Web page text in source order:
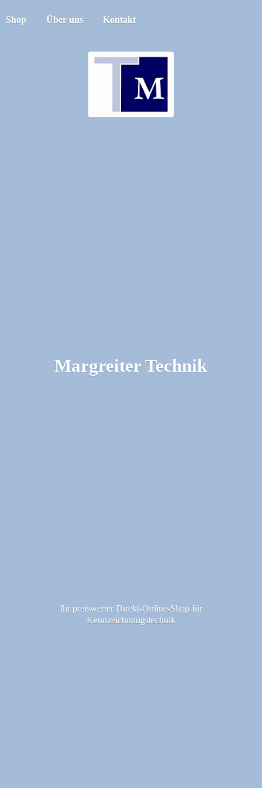
Shop Über uns Kontakt
Margreiter Technik
Ihr preiswerter Direkt-Online-Shop für
Kennzeichnungstechnik